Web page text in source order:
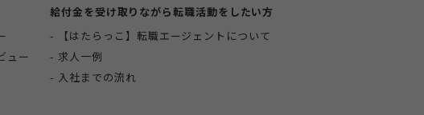
ュー
給付金を受け取りながら転職活動をしたい方
【はたらっこ】転職エージェントについて
求人一例
入社までの流れ